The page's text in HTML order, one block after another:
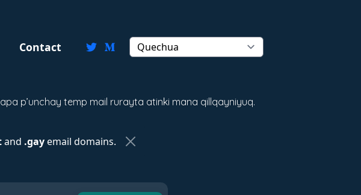
Contact
p’unchay temp mail rurayta atinki mana qillqayniyuq.
and .gayemail domains.